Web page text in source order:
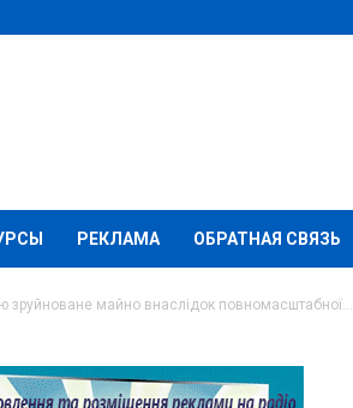
РЕКЛАМА ОБРАТНАЯ СВЯЗЬ
зруйноване майно внаслідок повномасштабної...